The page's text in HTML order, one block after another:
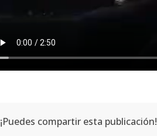
¡Puedes compartir esta publicación!